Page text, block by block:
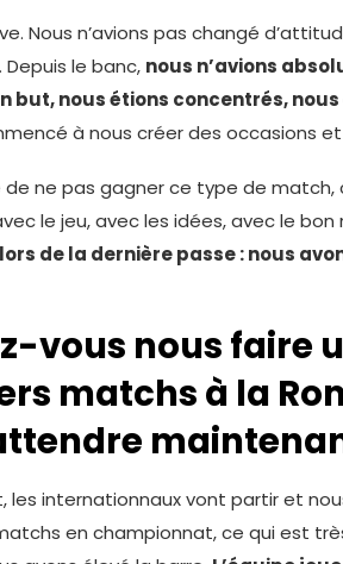
Nous n’avions pas changé
. Depuis le banc, nous n’avions
but, nous étions concentrés,
à nous créer des occasions
de ne pas gagner ce type de match,
le jeu, avec les idées, avec le
de la dernière passe : nous
vous nous faire
matchs à la
les internationnaux vont partir et
en championnat, ce qui est